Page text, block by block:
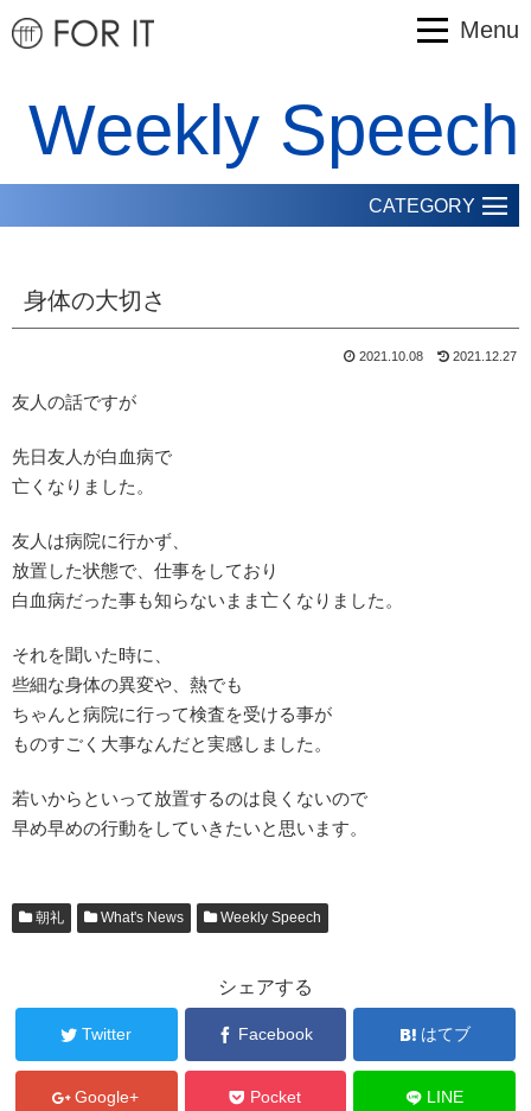
Menu
Weekly Speech
CATEGORY
身体の大切さ
2021.10.08 2021.12.27
友人の話ですが
先日友人が白血病で
亡くなりました。
友人は病院に行かず、
放置した状態で、仕事をしており
白血病だった事も知らないまま亡くなりました。
それを聞いた時に、
些細な身体の異変や、熱でも
ちゃんと病院に行って検査を受ける事が
ものすごく大事なんだと実感しました。
若いからといって放置するのは良くないので
早め早めの行動をしていきたいと思います。
朝礼 What's News Weekly Speech
シェアする
Twitter Facebook はてブ
Google+ Pocket LINE